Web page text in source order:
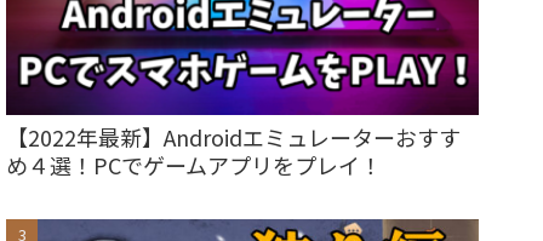
【2022年最新】Androidエミュレーターおすす
め４選！PCでゲームアプリをプレイ！